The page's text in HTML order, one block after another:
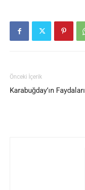
Önceki İçerik
Karabuğday’ın Faydaları